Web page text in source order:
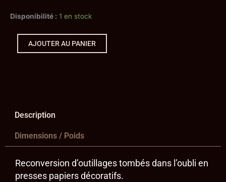
Disponibilité : 1 en stock
de
AJOUTER AU PANIER
Description
Dimensions / Poids
Reconversion d’outillages tombés dans l’oubli en
presses papiers décoratifs.